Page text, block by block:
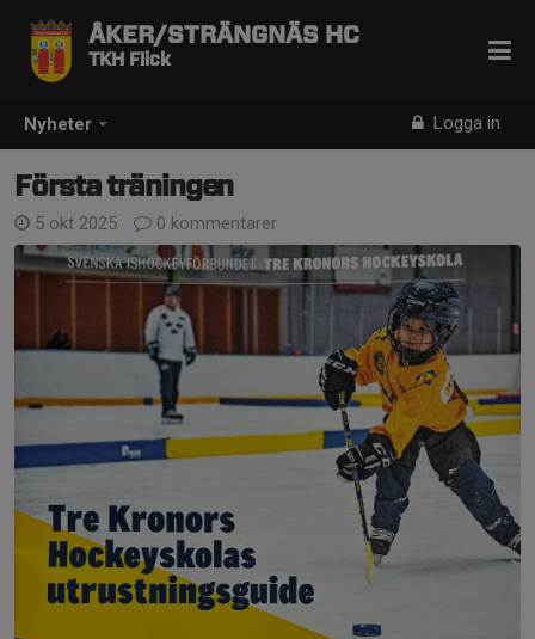
Nyheter Logga in
ÅKER/STRÄNGNÄS HC
TKH Flick
Första träningen
5 okt 2025 0 kommentarer